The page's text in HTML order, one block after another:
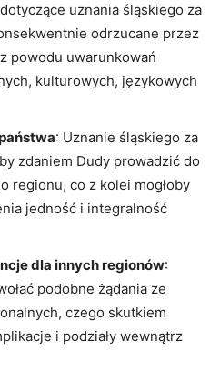
uznania śląskiego za
odrzucane przez
powodu uwarunkowań
kulturowych, językowych
: Uznanie śląskiego za
zdaniem Dudy prowadzić do
regionu, co z kolei mogłoby
jedność i integralność
dla innych regionów:
podobne żądania ze
czego skutkiem
i podziały wewnątrz